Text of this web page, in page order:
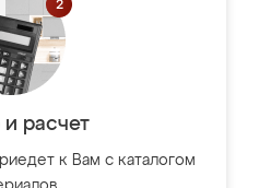
расчет
к Вам с каталогом